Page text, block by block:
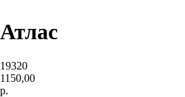
Атлас
19320
1150,00
р.